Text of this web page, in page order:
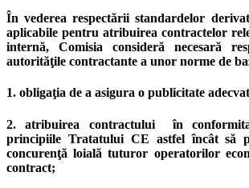
În vederea respectării standardelor
aplicabile pentru atribuirea contractelor
internă, Comisia consideră necesară
autorităţile contractante a unor norme de
1. obligaţia de a asigura o publicitate
2. atribuirea contractului în
principiile Tratatului CE astfel încât să
concurenţă loială tuturor operatorilor
contract;